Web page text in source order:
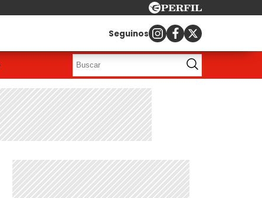
Seguinos